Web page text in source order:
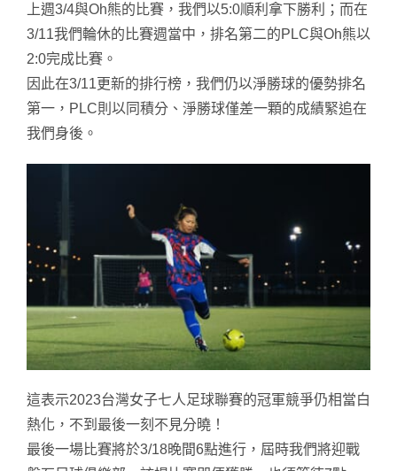
上週3/4與Oh熊的比賽，我們以5:0順利拿下勝利；而在
3/11我們輪休的比賽週當中，排名第二的PLC與Oh熊以
2:0完成比賽。
因此在3/11更新的排行榜，我們仍以淨勝球的優勢排名
第一，PLC則以同積分、淨勝球僅差一顆的成績緊追在
我們身後。
這表示2023台灣女子七人足球聯賽的冠軍競爭仍相當白
熱化，不到最後一刻不見分曉！
最後一場比賽將於3/18晚間6點進行，屆時我們將迎戰